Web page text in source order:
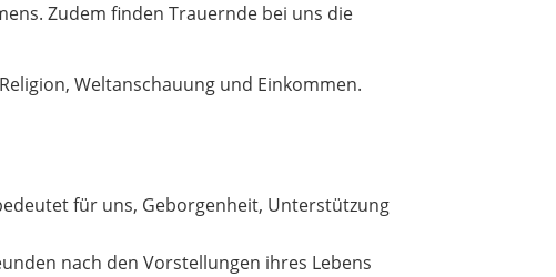
Zudem finden Trauernde bei uns die
Weltanschauung und Einkommen.
für uns, Geborgenheit, Unterstützung
nach den Vorstellungen ihres Lebens